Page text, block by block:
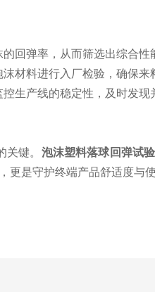
回弹率，从而筛选出综合性
材料进行入厂检验，确保
生产线的稳定性，及时发现
键。 泡沫塑料落球回弹试
是守护终端产品舒适度与